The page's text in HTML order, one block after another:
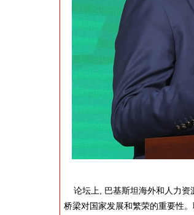
论坛上, 巴基斯坦海外和人力资
桥梁对国家发展和繁荣的重要性